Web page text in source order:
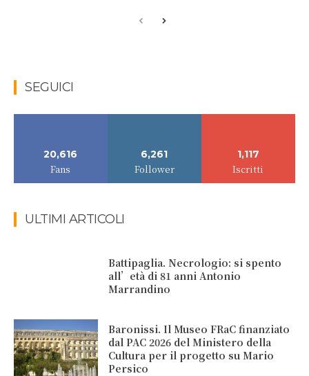
SEGUICI
20,616
Fans
6,261
Follower
1,117
Iscritti
ULTIMI ARTICOLI
Battipaglia. Necrologio: si spento
all’età di 81 anni Antonio
Marrandino
Baronissi. Il Museo FRaC finanziato
dal PAC 2026 del Ministero della
Cultura per il progetto su Mario
Persico